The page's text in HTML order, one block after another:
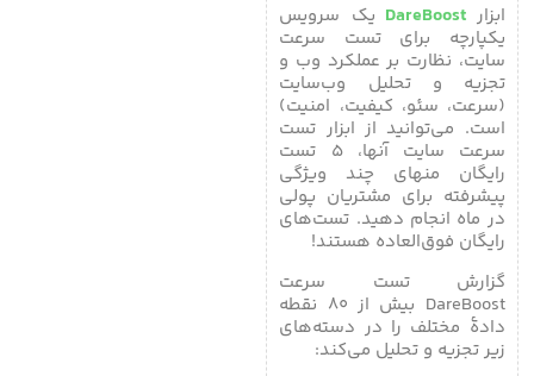
ابزار DareBoost یک سرویس
یکپارچه برای تست سرعت
سایت، نظارت بر عملکرد وب و
تجزیه و تحلیل وب‌سایت
(سرعت، سئو، کیفیت، امنیت)
است. می‌توانید از ابزار تست
سرعت سایت آنها، ۵ تست
رایگان منهای چند ویژگی
پیشرفته برای مشتریان پولی
در ماه انجام دهید. تست‌های
رایگان فوق‌العاده هستند!
گزارش تست سرعت
DareBoost بیش از ۸۰ نقطه
دادۀ مختلف را در دسته‌های
زیر تجزیه و تحلیل می‌کند: